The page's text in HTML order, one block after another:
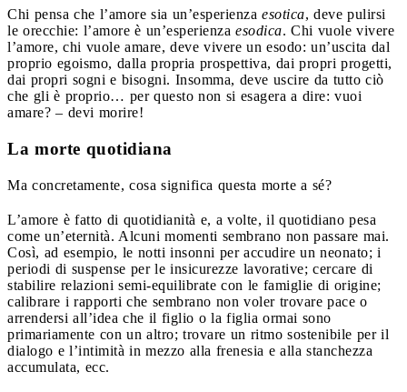
Chi pensa che l’amore sia un’esperienza esotica, deve pulirsi
le orecchie: l’amore è un’esperienza esodica. Chi vuole vivere
l’amore, chi vuole amare, deve vivere un esodo: un’uscita dal
proprio egoismo, dalla propria prospettiva, dai propri progetti,
dai propri sogni e bisogni. Insomma, deve uscire da tutto ciò
che gli è proprio… per questo non si esagera a dire: vuoi
amare? – devi morire!
La morte quotidiana
Ma concretamente, cosa significa questa morte a sé?
L’amore è fatto di quotidianità e, a volte, il quotidiano pesa
come un’eternità. Alcuni momenti sembrano non passare mai.
Così, ad esempio, le notti insonni per accudire un neonato; i
periodi di suspense per le insicurezze lavorative; cercare di
stabilire relazioni semi-equilibrate con le famiglie di origine;
calibrare i rapporti che sembrano non voler trovare pace o
arrendersi all’idea che il figlio o la figlia ormai sono
primariamente con un altro; trovare un ritmo sostenibile per il
dialogo e l’intimità in mezzo alla frenesia e alla stanchezza
accumulata, ecc.